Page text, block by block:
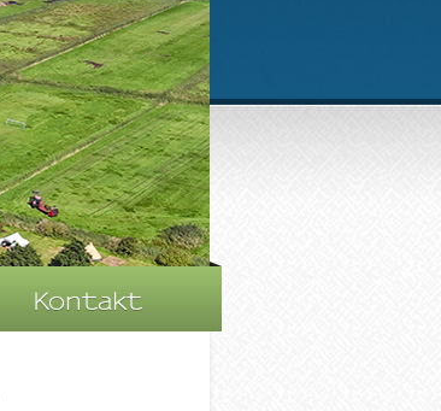
Kontakt